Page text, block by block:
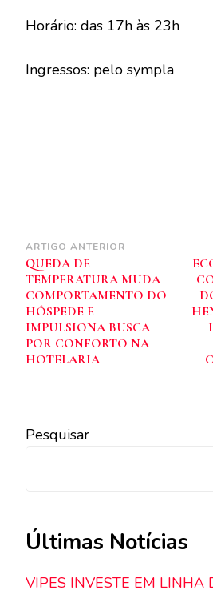
Horário: das 17h às 23h
Ingressos: pelo sympla
Navegação
de
post
ARTIGO ANTERIOR
QUEDA DE
TEMPERATURA MUDA
COMPORTAMENTO DO
HÓSPEDE E
IMPULSIONA BUSCA
POR CONFORTO NA
HOTELARIA
Pesquisar
Últimas Notícias
VIPES INVESTE EM LINHA